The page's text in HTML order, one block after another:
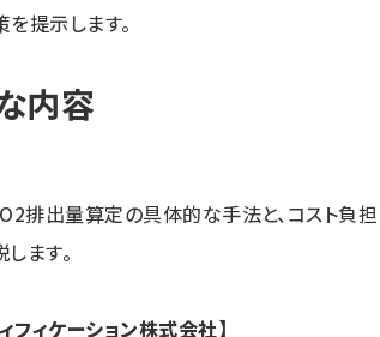
提示します。
内容
排出量算定の具体的な手法と、コスト負
ます。
フィケーション株式会社】